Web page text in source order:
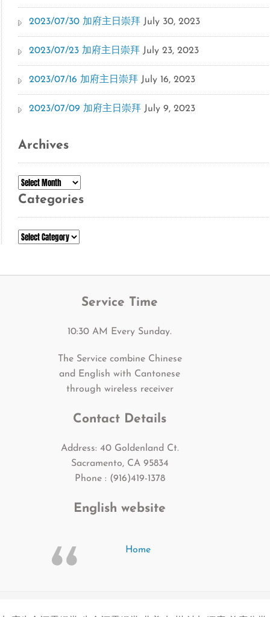
2023/07/30 加府主日崇拜 July 30, 2023
2023/07/23 加府主日崇拜 July 23, 2023
2023/07/16 加府主日崇拜 July 16, 2023
2023/07/09 加府主日崇拜 July 9, 2023
Archives
Archives
Categories
Categories
Service Time
10:30 AM Every Sunday.
The Service combine Chinese
and English with Cantonese
through wireless receiver
Contact Details
Address: 40 Goldenland Ct.
Sacramento, CA 95834
Phone : (916)419-1378
English website
Home